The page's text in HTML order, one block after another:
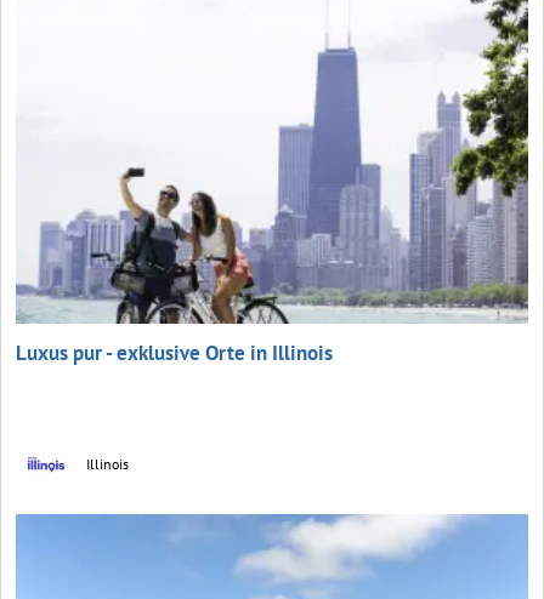
Luxus pur - exklusive Orte in Illinois
Illinois